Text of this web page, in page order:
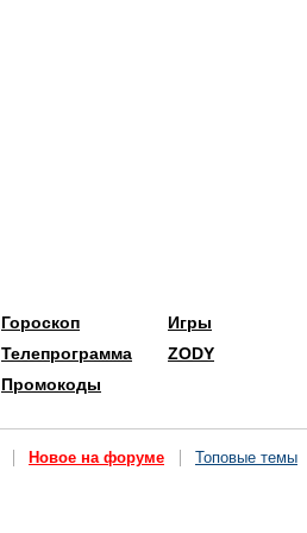
Гороскоп
Телепрограмма
Промокоды
Игры
ZODY
Новое на форуме Топовые темы